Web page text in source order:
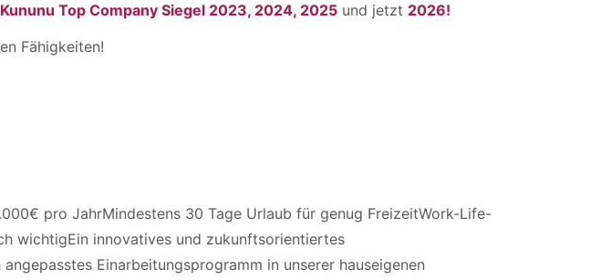
Kununu Top Company Siegel 2023, 2024, 2025 und jetzt 2026!
Fähigkeiten!
pro JahrMindestens 30 Tage Urlaub für genug FreizeitWork-Life-
wichtigEin innovatives und zukunftsorientiertes
Einarbeitungsprogramm in unserer hauseigenen